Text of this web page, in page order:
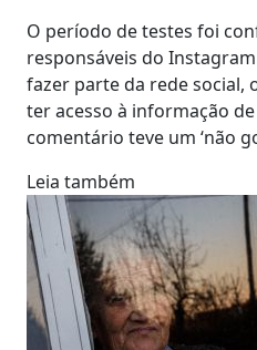
O período de testes foi
responsáveis do Instagram
fazer parte da rede social,
ter acesso à informação
comentário teve um ‘não
Leia também